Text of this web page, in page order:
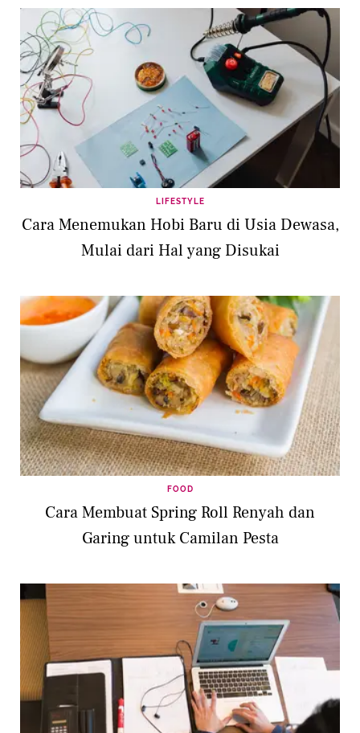
LIFESTYLE
Cara Menemukan Hobi Baru di Usia Dewasa,
Mulai dari Hal yang Disukai
FOOD
Cara Membuat Spring Roll Renyah dan
Garing untuk Camilan Pesta